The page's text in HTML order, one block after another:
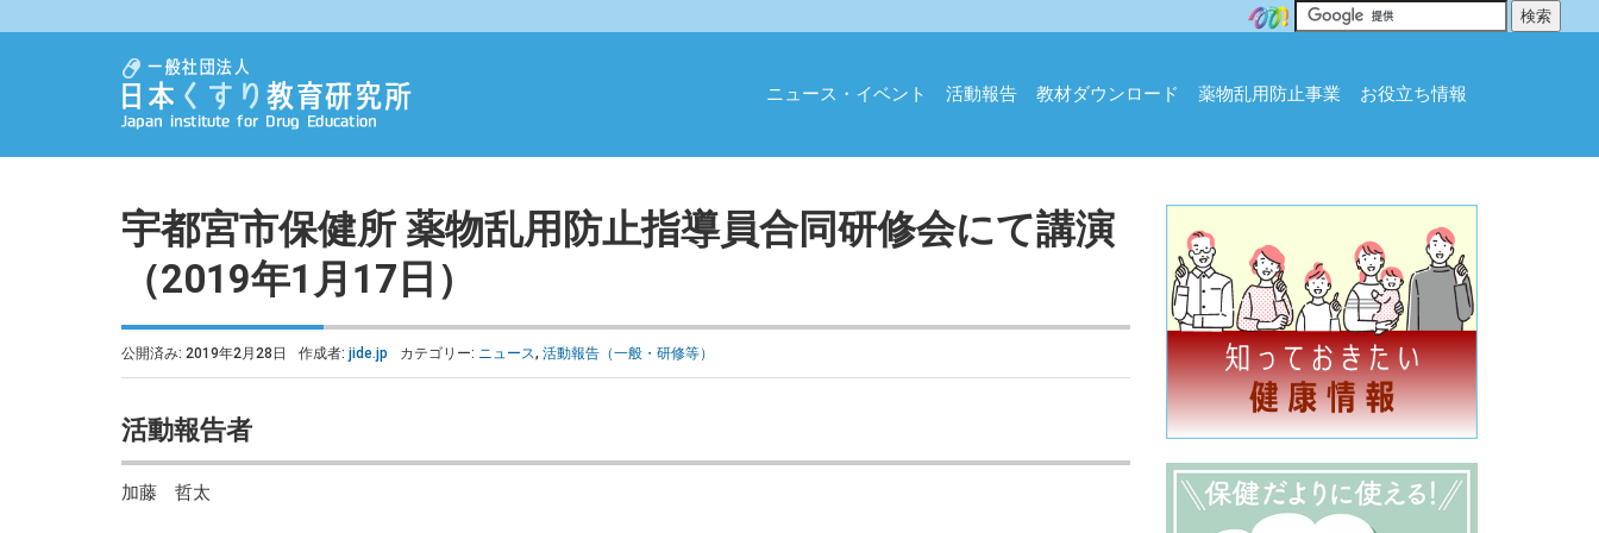
ニュース・イベント 活動報告 教材ダウンロード 薬物乱用防止事業 お役立ち情報
宇都宮市保健所 薬物乱用防止指導員合同研修会にて講演
（2019年1月17日）
公開済み: 2019年2月28日 作成者: jide.jp カテゴリー: ニュース, 活動報告（一般・研修等）
活動報告者
加藤 哲太